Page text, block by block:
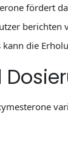
fördert
berichten
kann die